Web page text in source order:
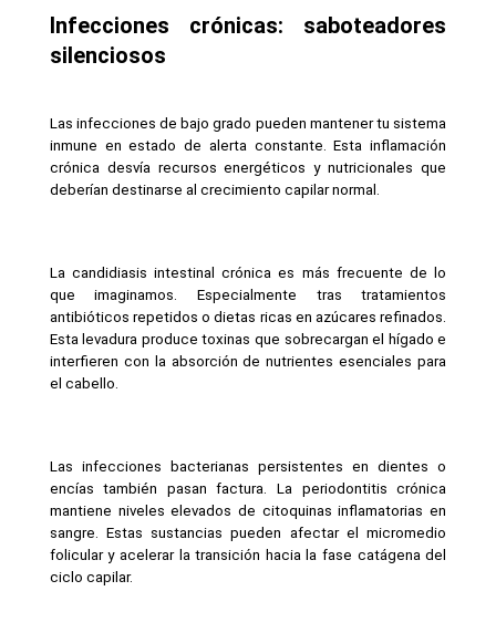
Infecciones crónicas: saboteadores
silenciosos
Las infecciones de bajo grado pueden mantener tu sistema
inmune en estado de alerta constante. Esta inflamación
crónica desvía recursos energéticos y nutricionales que
deberían destinarse al crecimiento capilar normal.
La candidiasis intestinal crónica es más frecuente de lo
que imaginamos. Especialmente tras tratamientos
antibióticos repetidos o dietas ricas en azúcares refinados.
Esta levadura produce toxinas que sobrecargan el hígado e
interfieren con la absorción de nutrientes esenciales para
el cabello.
Las infecciones bacterianas persistentes en dientes o
encías también pasan factura. La periodontitis crónica
mantiene niveles elevados de citoquinas inflamatorias en
sangre. Estas sustancias pueden afectar el micromedio
folicular y acelerar la transición hacia la fase catágena del
ciclo capilar.